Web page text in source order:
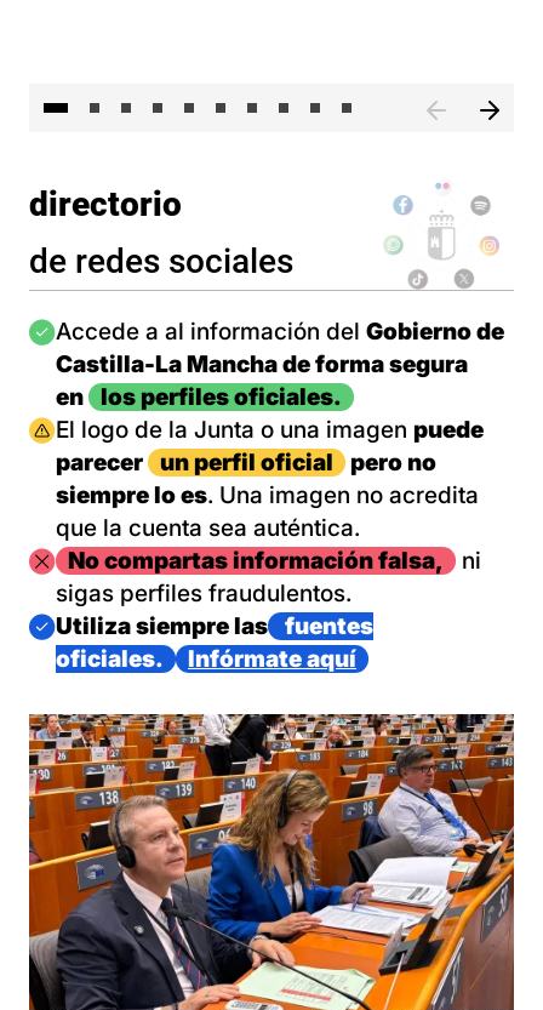
directorio
de redes sociales
Imagen
Accede a al información del Gobierno de
Castilla-La Mancha de forma segura
en
los perfiles oficiales.
Imagen
El logo de la Junta o una imagen puede
parecer
un perfil oficial
pero no
siempre lo es. Una imagen no acredita
que la cuenta sea auténtica.
ImagenNo compartas información falsa,
ni
sigas perfiles fraudulentos.
Imagen
Utiliza siempre las
fuentes
oficiales.
Infórmate aquí